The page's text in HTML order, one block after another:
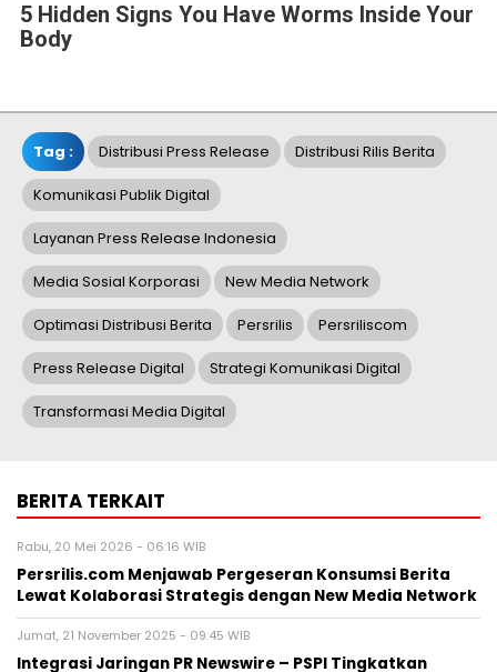
5 Hidden Signs You Have Worms Inside Your
Body
Tag : Distribusi Press Release Distribusi Rilis Berita
Komunikasi Publik Digital
Layanan Press Release Indonesia
Media Sosial Korporasi New Media Network
Optimasi Distribusi Berita Persrilis Persriliscom
Press Release Digital Strategi Komunikasi Digital
Transformasi Media Digital
BERITA TERKAIT
Rabu, 20 Mei 2026 - 06:16 WIB
Persrilis.com Menjawab Pergeseran Konsumsi Berita
Lewat Kolaborasi Strategis dengan New Media Network
Jumat, 21 November 2025 - 09:45 WIB
Integrasi Jaringan PR Newswire – PSPI Tingkatkan